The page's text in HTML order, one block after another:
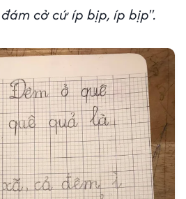
cở cứ íp bịp, íp bịp".